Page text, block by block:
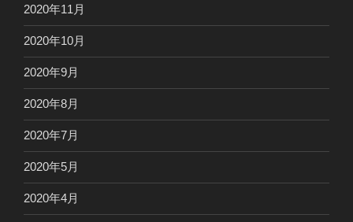
2020年11月
2020年10月
2020年9月
2020年8月
2020年7月
2020年5月
2020年4月